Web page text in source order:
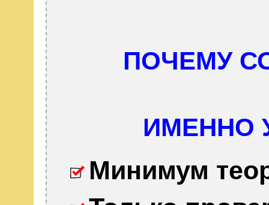
ПОЧЕМУ
ИМЕННО
Минимум